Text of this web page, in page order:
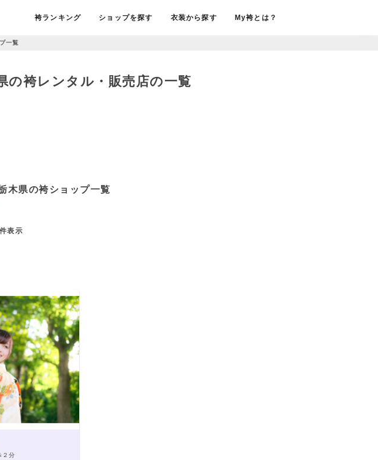
袴ランキング ショップを探す 衣装から探す My袴とは？
一覧
の袴レンタル・販売店の一覧
木県の袴ショップ一覧
表示
２分